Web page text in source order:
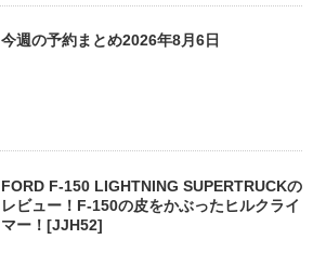
今週の予約まとめ2026年8月6日
FORD F-150 LIGHTNING SUPERTRUCKの
レビュー！F-150の皮をかぶったヒルクライ
マー！[JJH52]